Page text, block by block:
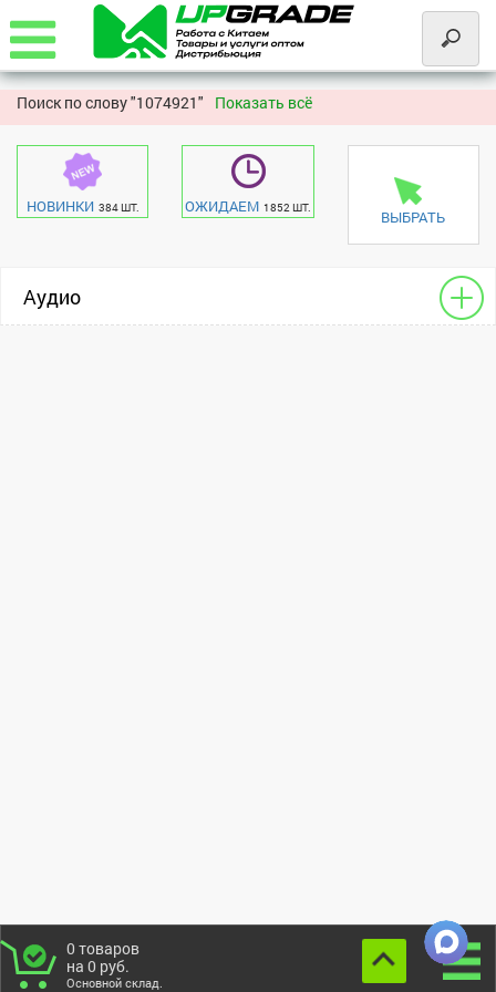
Поиск по слову "1074921" Показать всё
НОВИНКИ 384 ШТ. ОЖИДАЕМ 1852 ШТ. ВЫБРАТЬ
Аудио
0 товаров
на 0 руб.
Основной склад.